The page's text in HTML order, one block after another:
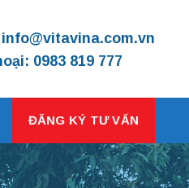
0983 819 777
ĐĂNG KÝ TƯ VẤN